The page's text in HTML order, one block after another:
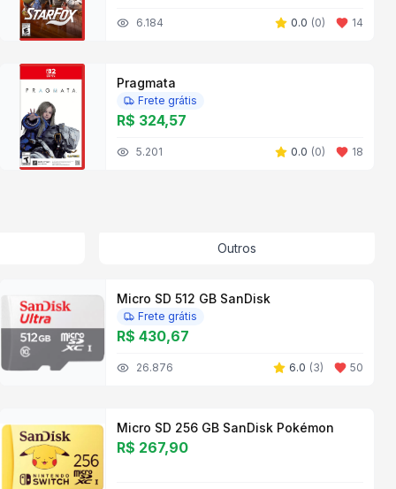
6.184 0.0 (0) 14
Pragmata
Frete grátis
R$ 324,57
5.201 0.0 (0) 18
Outros
Micro SD 512 GB SanDisk
Frete grátis
R$ 430,67
26.876 6.0 (3) 50
Micro SD 256 GB SanDisk Pokémon
R$ 267,90